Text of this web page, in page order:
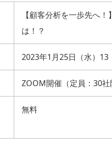
【顧客分析を一歩先へ
は！？
2023年1月25日（水）13
ZOOM開催（定員：30社
無料